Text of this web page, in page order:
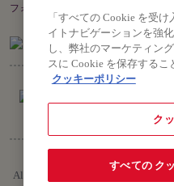
フォローはこちら
著作権 ©
All rights reserved. 本ウェブサイ
「すべての Cookie を受
イトナビゲーションを強
し、弊社のマーケティン
スに Cookie を保存するこ
クッキーポリシー
ク
すべての ク